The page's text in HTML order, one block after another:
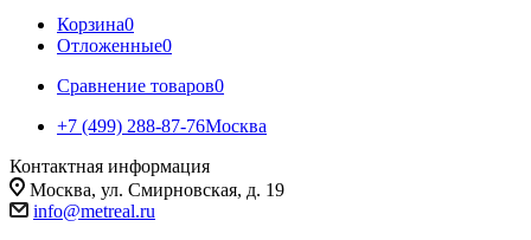
Корзина0
Отложенные0
Сравнение товаров0
+7 (499) 288-87-76Москва
Контактная информация
Москва, ул. Смирновская, д. 19
info@metreal.ru